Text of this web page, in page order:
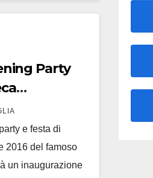
Party
e festa di
2016 del famoso
un inaugurazione